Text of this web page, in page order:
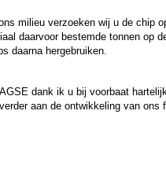
milieu verzoeken wij u de chip
daarvoor bestemde tonnen op
daarna hergebruiken.
dank ik u bij voorbaat
aan de ontwikkeling van ons